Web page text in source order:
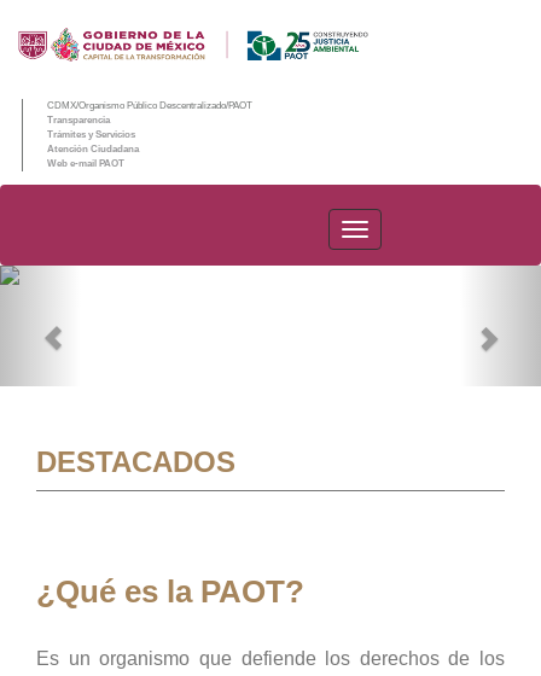
CDMX/Organismo Público Descentralizado/PAOT
Transparencia
Trámites y Servicios
Atención Ciudadana
Web e-mail PAOT
PAOT
DESTACADOS
¿Qué es la PAOT?
Es un organismo que defiende los derechos de los